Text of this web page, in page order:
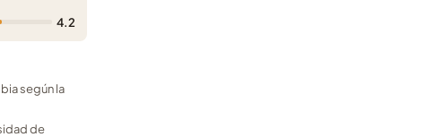
4.2
según la
de